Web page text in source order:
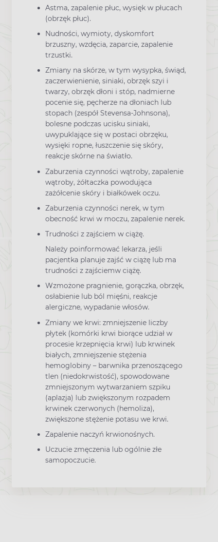
Astma, zapalenie płuc, wysięk w płucach
(obrzęk płuc).
Nudności, wymioty, dyskomfort
brzuszny, wzdęcia, zaparcie, zapalenie
trzustki.
Zmiany na skórze, w tym wysypka, świąd,
zaczerwienienie, siniaki, obrzęk szyi i
twarzy, obrzęk dłoni i stóp, nadmierne
pocenie się, pęcherze na dłoniach lub
stopach (zespół Stevensa-Johnsona),
bolesne podczas ucisku siniaki,
uwypuklające się w postaci obrzęku,
wysięki ropne, łuszczenie się skóry,
reakcje skórne na światło.
Zaburzenia czynności wątroby, zapalenie
wątroby, żółtaczka powodująca
zażółcenie skóry i białkówek oczu.
Zaburzenia czynności nerek, w tym
obecność krwi w moczu, zapalenie nerek.
Trudności z zajściem w ciążę.
Należy poinformować lekarza, jeśli
pacjentka planuje zajść w ciążę lub ma
trudności z zajściemw ciążę.
Wzmożone pragnienie, gorączka, obrzęk,
osłabienie lub ból mięśni, reakcje
alergiczne, wypadanie włosów.
Zmiany we krwi: zmniejszenie liczby
płytek (komórki krwi biorące udział w
procesie krzepnięcia krwi) lub krwinek
białych, zmniejszenie stężenia
hemoglobiny – barwnika przenoszącego
tlen (niedokrwistość), spowodowane
zmniejszonym wytwarzaniem szpiku
(aplazja) lub zwiększonym rozpadem
krwinek czerwonych (hemoliza),
zwiększone stężenie potasu we krwi.
Zapalenie naczyń krwionośnych.
Uczucie zmęczenia lub ogólnie złe
samopoczucie.